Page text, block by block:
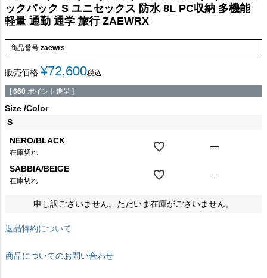
ックパック S ユニセックス 防水 8L PC収納 多機能
軽量 通勤 通学 旅行 ZAEWRX
商品番号 zaewrs
販売価格 ¥72,600税込
[ 660 ポイント進呈 ]
Size Color
S
NERO/BLACK
在庫切れ
—
SABBIA/BEIGE
在庫切れ
—
申し訳ございません。ただいま在庫がございません。
返品特約について
商品についてのお問い合わせ